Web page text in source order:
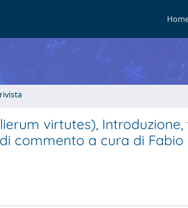
virtutes), Introduzione,
commento a cura di Fabio